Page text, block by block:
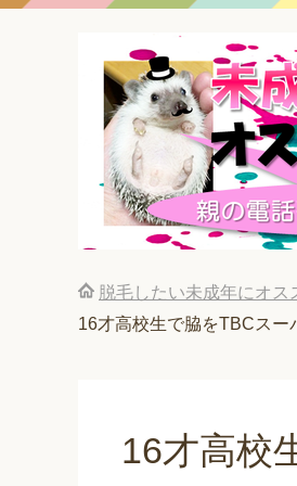
脱毛したい未成年にオス
16才高校生で脇をTBCスー
16才高校